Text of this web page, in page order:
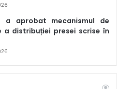
a aprobat mecanismul de
a distribuției presei scrise în